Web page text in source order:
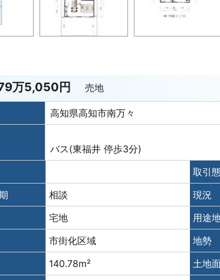
万5,050円 売地
高知県高知市南万々
バス(東福井 停歩3分)
取引
相談 現況
宅地 用途
市街化区域 地勢
140.78m² 土地